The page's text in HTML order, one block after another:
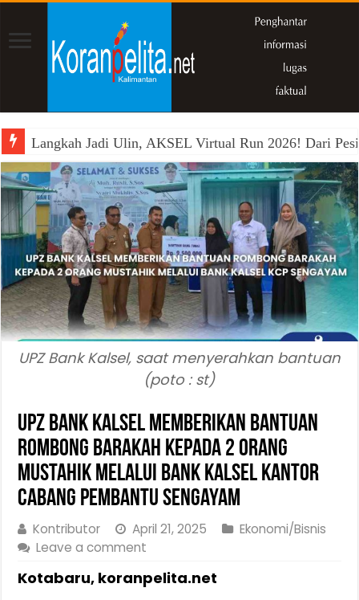
Langkah Jadi Ulin, AKSEL Virtual Run 2026! Dari
UPZ Bank Kalsel, saat menyerahkan bantuan
(poto : st)
UPZ Bank Kalsel Memberikan Bantuan
Rombong Barakah Kepada 2 Orang
Mustahik Melalui Bank Kalsel Kantor
Cabang Pembantu Sengayam
Kontributor April 21, 2025
Ekonomi/Bisnis
Leave a comment
Kotabaru, koranpelita.net